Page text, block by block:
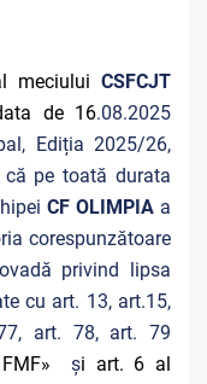
meciului CSFCJT
de 16.08.2025
Ediția 2025/26,
pe toată durata
CF OLIMPIA a
corespunzătoare
privind lipsa
cu art. 13, art.15,
art. 78, art. 79
FMF»și art. 6 al